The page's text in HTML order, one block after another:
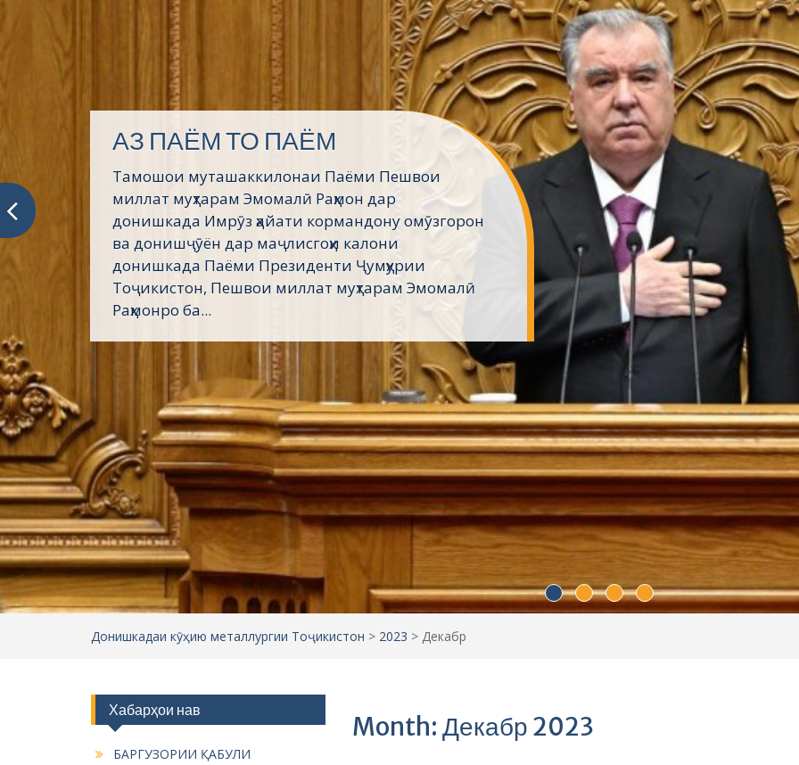
АЗ ПАЁМ ТО ПАЁМ
Тамошои муташаккилонаи Паёми Пешвои
миллат муҳтарам Эмомалӣ Раҳмон дар
донишкада Имрӯз ҳайати кормандону омӯзгорон
ва донишҷӯён дар маҷлисгоҳи калони
донишкада Паёми Президенти Ҷумҳурии
Тоҷикистон, Пешвои миллат муҳтарам Эмомалӣ
Раҳмонро ба...
Донишкадаи кӯҳию металлургии Тоҷикистон > 2023 > Декабр
Month: Декабр 2023
Хабарҳои нав
БАРГУЗОРИИ ҚАБУЛИ